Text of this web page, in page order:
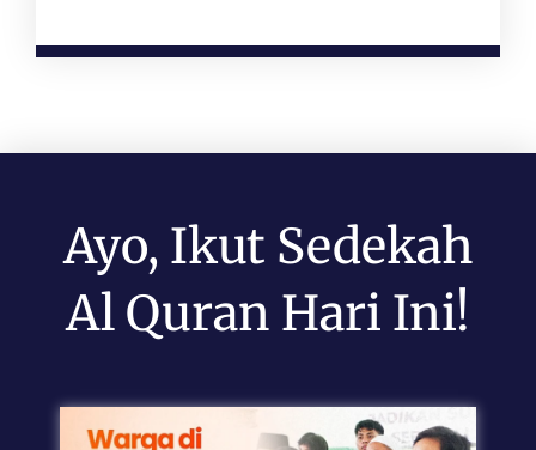
Ayo, Ikut Sedekah
Al Quran Hari Ini!